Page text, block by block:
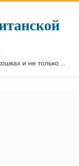
и не только…